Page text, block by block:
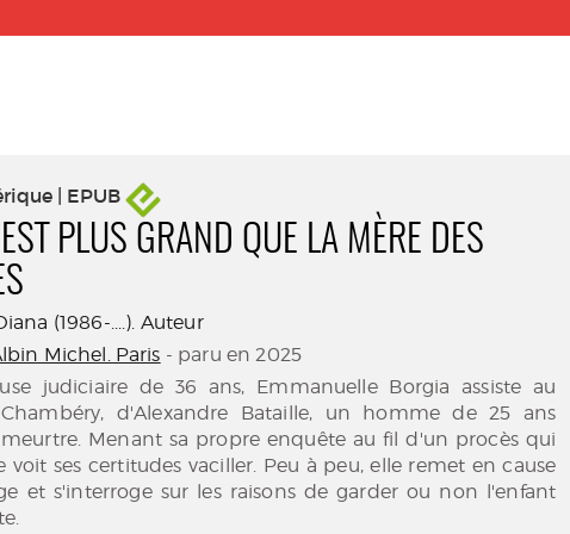
| EPUB
PLUS GRAND QUE LA MÈRE DES
(1986-....). Auteur
Michel. Paris - paru en 2025
judiciaire de 36 ans, Emmanuelle Borgia assiste au
d'Alexandre Bataille, un homme de 25 ans
Menant sa propre enquête au fil d'un procès qui
voit ses certitudes vaciller. Peu à peu, elle remet en cause
et s'interroge sur les raisons de garder ou non l'enfant